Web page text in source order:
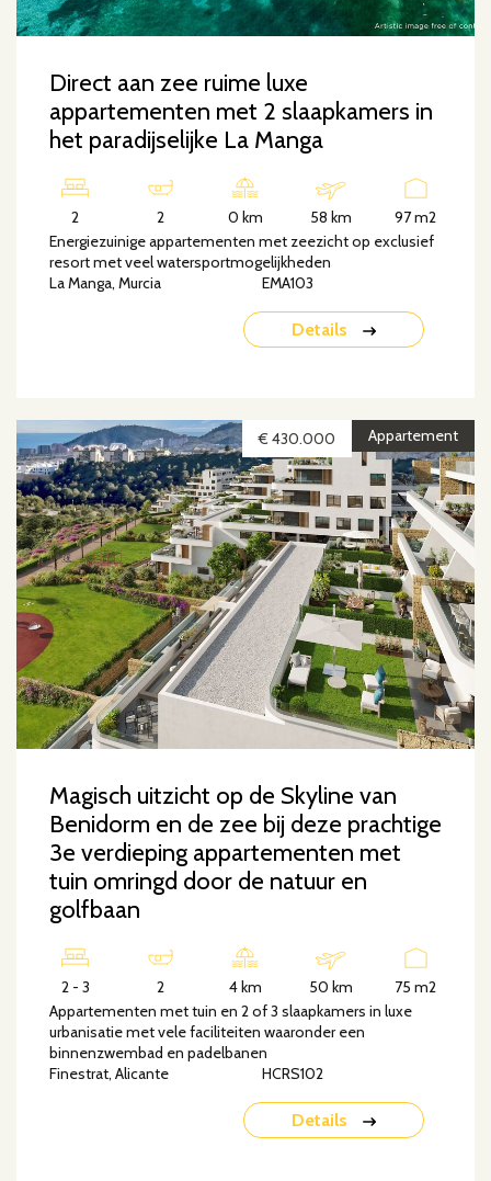
Direct aan zee ruime luxe
appartementen met 2 slaapkamers in
het paradijselijke La Manga
2 2 0 km 58 km
97 m2
Energiezuinige appartementen met zeezicht op exclusief
resort met veel watersportmogelijkheden
La Manga, Murcia
EMA103
Details
Appartement
€ 430.000
Magisch uitzicht op de Skyline van
Benidorm en de zee bij deze prachtige
3e verdieping appartementen met
tuin omringd door de natuur en
golfbaan
2 - 3 2 4 km 50 km
75 m2
Appartementen met tuin en 2 of 3 slaapkamers in luxe
urbanisatie met vele faciliteiten waaronder een
binnenzwembad en padelbanen
Finestrat, Alicante
HCRS102
Details